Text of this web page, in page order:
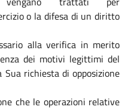
o la difesa di un diritto
alla verifica in merito
dei motivi legittimi del
richiesta di opposizione
che le operazioni relative